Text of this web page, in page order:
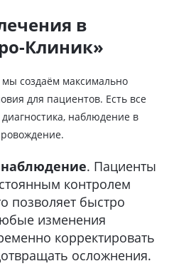
в
Клиник»
создаём максимально
для пациентов. Есть все
наблюдение в
наблюдение. Пациенты
контролем
позволяет быстро
изменения
корректировать
осложнения.